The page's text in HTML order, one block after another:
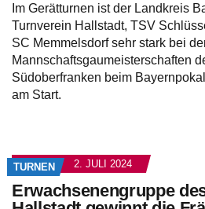
Im Gerätturnen ist der Landkreis
Turnverein Hallstadt, TSV
SC Memmelsdorf sehr stark bei
Mannschaftsgaumeisterschaften
Südoberfranken beim
am Start.
TURNEN 2. JULI 2024
Erwachsenengruppe